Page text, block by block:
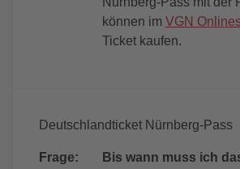
können im VGN
Ticket kaufen.
Deutschlandticket Nürnberg-Pass
Frage:
Bis wann muss ich